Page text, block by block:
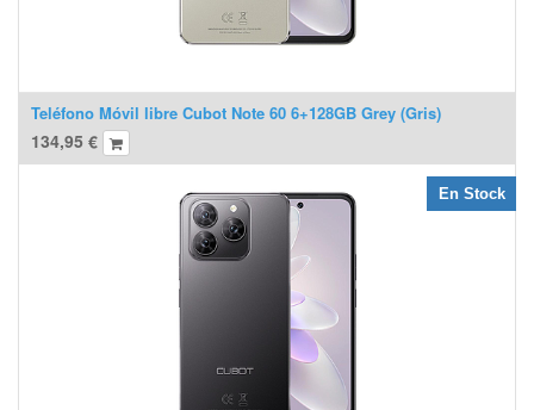
Teléfono Móvil libre Cubot Note 60 6+128GB Grey (Gris)
134,95 €
En Stock